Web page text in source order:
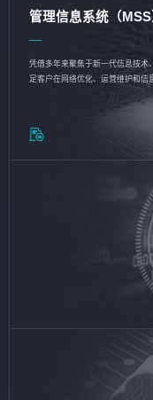
管理信息系统（MSS
凭借多年来聚焦于新一代信息技术
足客户在网络优化、运营维护和信